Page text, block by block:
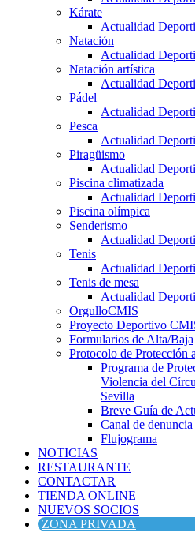
Kárate
Actualidad
Natación
Actualidad
Natación artística
Actualidad
Pádel
Actualidad
Pesca
Actualidad
Piragüismo
Actualidad
Piscina climatizada
Actualidad
Piscina olímpica
Senderismo
Actualidad
Tenis
Actualidad
Tenis de mesa
Actualidad
OrgulloCMIS
Proyecto Deportivo
Formularios de Alta/Baja
Protocolo de Protección
Programa de
Violencia del
Sevilla
Breve Guía de
Canal de denuncia
Flujograma
NOTICIAS
RESTAURANTE
CONTACTAR
TIENDA ONLINE
NUEVOS SOCIOS
ZONA PRIVADA